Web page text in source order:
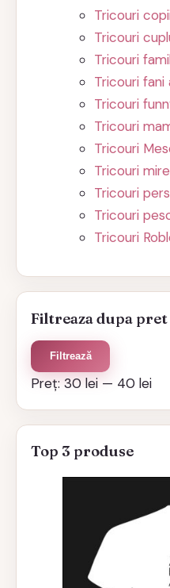
Tricouri copii
Tricouri
Tricouri
Tricouri fani
Tricouri
Tricouri
Tricouri
Tricouri
Tricouri
Tricouri
Tricouri
Filtreaza dupa pret
Preț
minim
Preț
maxim
Filtrează
Preț:30 lei — 40 lei
Top 3 produse